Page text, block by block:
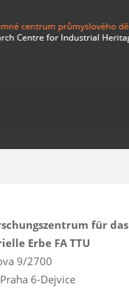
für das
Erbe FA TTU
9/2700
6-Dejvice